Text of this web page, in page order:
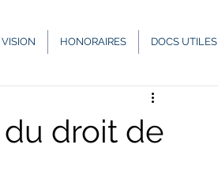
HONORAIRES DOCS UTILES
Travail Vacances
droit de